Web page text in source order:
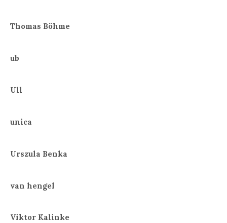
Thomas Böhme
ub
Ull
unica
Urszula Benka
van hengel
Viktor Kalinke